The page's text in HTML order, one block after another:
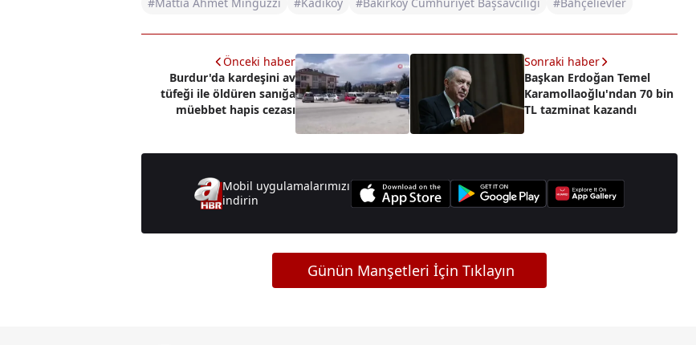
#Mattia Ahmet Minguzzi #Kadıköy #Bakırköy Cumhuriyet Başsavcılığı #Bahçelievler
Önceki haber
Burdur'da kardeşini av
tüfeği ile öldüren sanığa
müebbet hapis cezası
Sonraki haber
Başkan Erdoğan Temel
Karamollaoğlu'ndan 70 bin
TL tazminat kazandı
Mobil uygulamalarımızı
indirin
Günün Manşetleri İçin Tıklayın